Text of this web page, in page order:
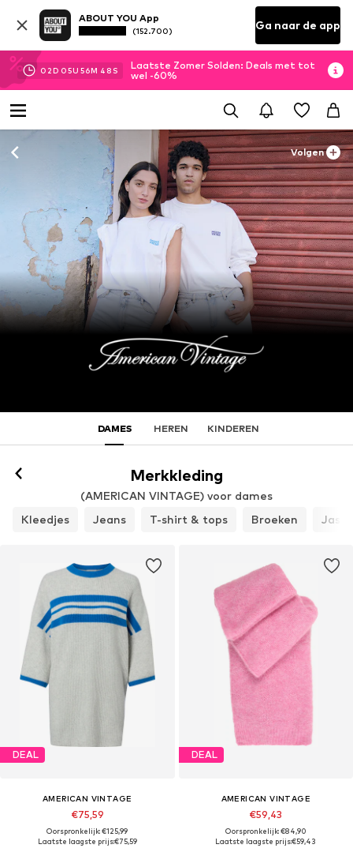
ABOUT YOU App
(152.700) Ga naar de app
02D 05U 56M 45 S
Laatste Zomer Solden: Deals met tot
wel -60%
Volgen
DAMES HEREN KINDEREN
Merkkleding
(AMERICAN VINTAGE) voor dames
Kleedjes
Jeans T-shirt & tops Broeken
DEAL
AMERICAN VINTAGE
€75,59
Oorspronkelijk: €125,99
Laatste laagste prijs:€75,59
DEAL
AMERICAN VINTAGE
€59,43
Oorspronkelijk: €84,90
Laatste laagste prijs:€59,43